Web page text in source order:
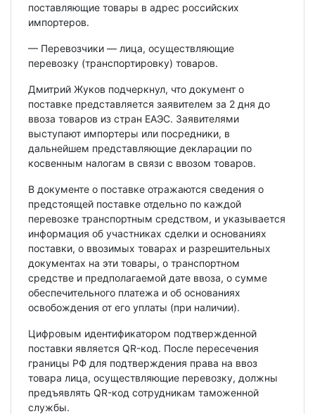
поставляющие товары в адрес российских
импортеров.
— Перевозчики — лица, осуществляющие
перевозку (транспортировку) товаров.
Дмитрий Жуков подчеркнул, что документ о
поставке представляется заявителем за 2 дня до
ввоза товаров из стран ЕАЭС. Заявителями
выступают импортеры или посредники, в
дальнейшем представляющие декларации по
косвенным налогам в связи с ввозом товаров.
В документе о поставке отражаются сведения о
предстоящей поставке отдельно по каждой
перевозке транспортным средством, и указывается
информация об участниках сделки и основаниях
поставки, о ввозимых товарах и разрешительных
документах на эти товары, о транспортном
средстве и предполагаемой дате ввоза, о сумме
обеспечительного платежа и об основаниях
освобождения от его уплаты (при наличии).
Цифровым идентификатором подтвержденной
поставки является QR-код. После пересечения
границы РФ для подтверждения права на ввоз
товара лица, осуществляющие перевозку, должны
предъявлять QR-код сотрудникам таможенной
службы.